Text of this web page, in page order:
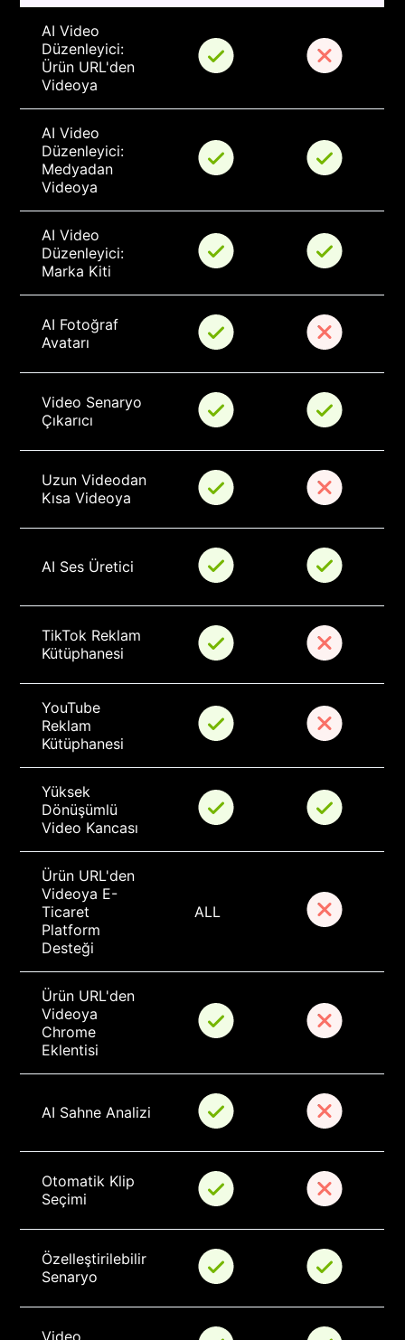
AI Video
Düzenleyici:
Ürün URL'den
Videoya
AI Video
Düzenleyici:
Medyadan
Videoya
AI Video
Düzenleyici:
Marka Kiti
AI Fotoğraf
Avatarı
Video Senaryo
Çıkarıcı
Uzun Videodan
Kısa Videoya
AI Ses Üretici
TikTok Reklam
Kütüphanesi
YouTube
Reklam
Kütüphanesi
Yüksek
Dönüşümlü
Video Kancası
Ürün URL'den
Videoya E-
Ticaret
Platform
Desteği
ALL
Ürün URL'den
Videoya
Chrome
Eklentisi
AI Sahne Analizi
Otomatik Klip
Seçimi
Özelleştirilebilir
Senaryo